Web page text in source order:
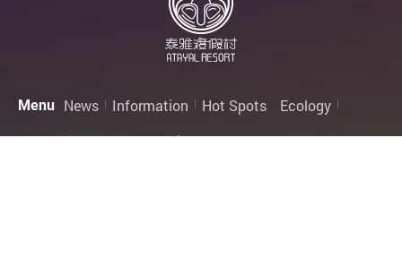
Menu News Information Hot Spots
Ecology
Rooms
Contact Us Privacy